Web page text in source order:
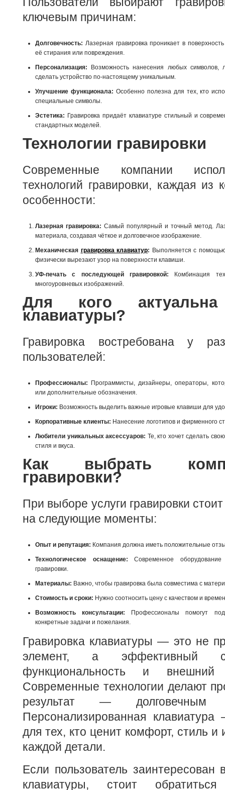
ключевым причинам:
Долговечность: Лазерная гравировка проникает в
её стирания или повреждения.
Персонализация: Возможность нанесения любых символов,
сделать устройство по-настоящему уникальным.
Улучшение функционала: Особенно полезна для тех, кто
специальные символы.
Эстетика: Гравировка придаёт клавиатуре стильный и
стандартных моделей.
Технологии гравировки
Современные компании
технологий гравировки, каждая из
особенности:
Лазерная гравировка: Самый популярный и точный метод.
материала, создавая чёткое и долговечное изображение.
Механическая гравировка клавиатур: Выполняется с
физически вырезают узор на поверхности клавиши.
УФ-печать с последующей гравировкой: Комбинация
многоуровневых изображений.
Для кого актуальна
клавиатуры?
Гравировка востребована у
пользователей:
Профессионалы: Программисты, дизайнеры, операторы,
или дополнительные обозначения.
Игроки: Возможность выделить важные игровые клавиши для
Корпоративные клиенты: Нанесение логотипов и фирменного
Любители уникальных аксессуаров: Те, кто хочет сделать
стиля и вкуса.
Как выбрать
гравировки?
При выборе услуги гравировки
на следующие моменты:
Опыт и репутация: Компания должна иметь положительные
Технологическое оснащение: Современное оборудование
гравировки.
Материалы: Важно, чтобы гравировка была совместима с
Стоимость и сроки: Нужно соотносить цену с качеством и
Возможность консультации: Профессионалы помогут
конкретные задачи и пожелания.
Гравировка клавиатуры — это не
элемент, а эффективный
функциональность и внешний
Современные технологии делают
результат — долговечным
Персонализированная
для тех, кто ценит комфорт, стиль и
каждой детали.
Если пользователь заинтересован
клавиатуры, стоит